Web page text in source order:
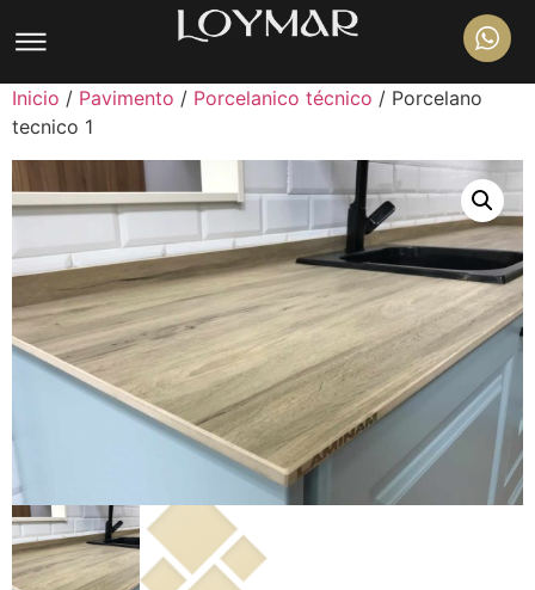
Inicio / Pavimento / Porcelanico técnico / Porcelano
tecnico 1